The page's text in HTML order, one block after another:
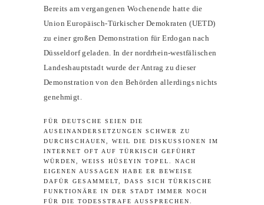
Bereits am vergangenen Wochenende hatte die
Union Europäisch-Türkischer Demokraten (UETD)
zu einer großen Demonstration für Erdogan nach
Düsseldorf geladen. In der nordrhein-westfälischen
Landeshauptstadt wurde der Antrag zu dieser
Demonstration von den Behörden allerdings nichts
genehmigt.
FÜR DEUTSCHE SEIEN DIE
AUSEINANDERSETZUNGEN SCHWER ZU
DURCHSCHAUEN, WEIL DIE DISKUSSIONEN IM
INTERNET OFT AUF TÜRKISCH GEFÜHRT
WÜRDEN, WEISS HÜSEYIN TOPEL. NACH E
IGENEN AUSSAGEN HABE ER BEWEISE D
AFÜR GESAMMELT, DASS SICH TÜRKISCHE F
UNKTIONÄRE IN DER STADT IMMER NOCH F
ÜR DIE TODESSTRAFE AUSSPRECHEN. „